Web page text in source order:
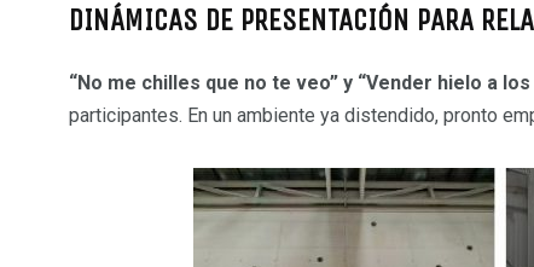
DINÁMICAS DE PRESENTACIÓN PARA
“No me chilles que no te veo” y “Vender hielo a
participantes. En un ambiente ya distendido, pronto